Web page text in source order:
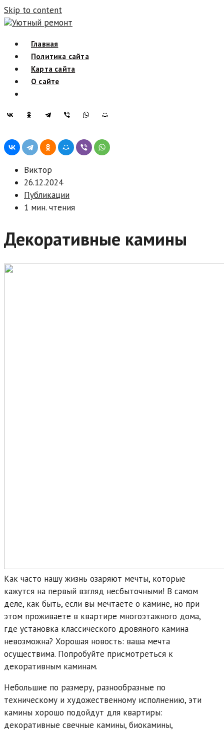
Skip to content
Уютный ремонт
Главная
Политика сайта
Карта сайта
О сайте
Виктор
26.12.2024
Публикации
1 мин. чтения
Декоративные камины
Как часто нашу жизнь озаряют мечты, которые
кажутся на первый взгляд несбыточными! В самом
деле, как быть, если вы мечтаете о камине, но при
этом проживаете в квартире многоэтажного дома,
где установка классического дровяного камина
невозможна? Хорошая новость: ваша мечта
осуществима. Попробуйте присмотреться к
декоративным каминам.
Небольшие по размеру, разнообразные по
техническому и художественному исполнению, эти
камины хорошо подойдут для квартиры:
декоративные свечные камины, биокамины,